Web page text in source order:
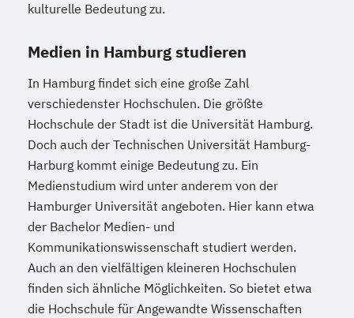
kulturelle Bedeutung zu.
Medien in Hamburg studieren
In Hamburg findet sich eine große Zahl
verschiedenster Hochschulen. Die größte
Hochschule der Stadt ist die Universität Hamburg.
Doch auch der Technischen Universität Hamburg-
Harburg kommt einige Bedeutung zu. Ein
Medienstudium wird unter anderem von der
Hamburger Universität angeboten. Hier kann etwa
der Bachelor Medien- und
Kommunikationswissenschaft studiert werden.
Auch an den vielfältigen kleineren Hochschulen
finden sich ähnliche Möglichkeiten. So bietet etwa
die Hochschule für Angewandte Wissenschaften